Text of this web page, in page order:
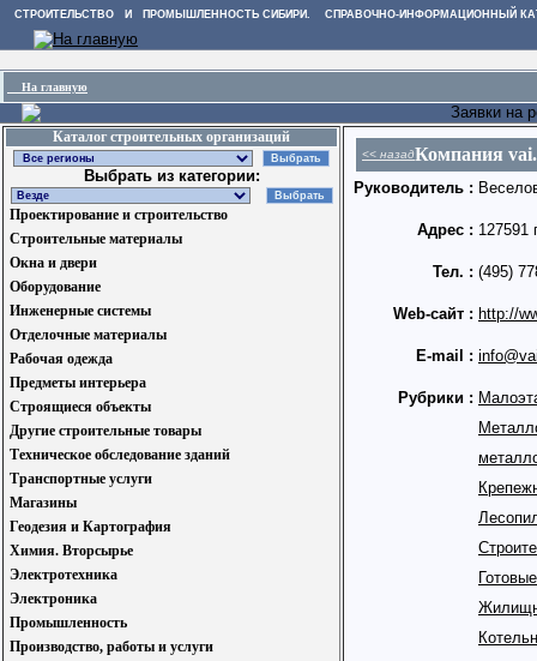
СТРОИТЕЛЬСТВО И ПРОМЫШЛЕННОСТЬ СИБИРИ. СПРАВОЧНО-ИНФОРМАЦИОННЫЙ
На главную
Заявки на
Каталог строительных организаций
Выбрать из категории:
Проектирование и строительство
Строительные материалы
Окна и двери
Оборудование
Инженерные системы
Отделочные материалы
Рабочая одежда
Предметы интерьера
Строящиеся объекты
Другие строительные товары
Техническое обследование зданий
Транспортные услуги
Магазины
Геодезия и Картография
Химия. Вторсырье
Электротехника
Электроника
Промышленность
Производство, работы и услуги
<< назадКомпания
Руководитель :
Адрес : 127591
Тел. : (495)
Web-сайт : http://
E-mail :
Рубрики :